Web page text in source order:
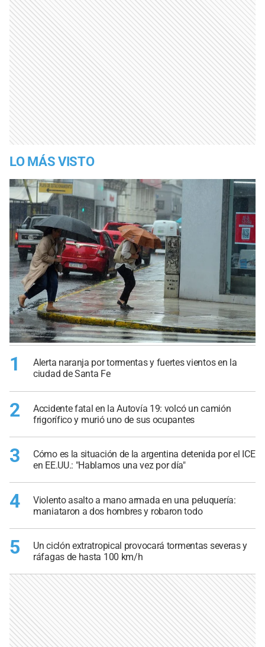
LO MÁS VISTO
1
Alerta naranja por tormentas y fuertes vientos en la
ciudad de Santa Fe
2
Accidente fatal en la Autovía 19: volcó un camión
frigorífico y murió uno de sus ocupantes
3
Cómo es la situación de la argentina detenida por el ICE
en EE.UU.: "Hablamos una vez por día"
4
Violento asalto a mano armada en una peluquería:
maniataron a dos hombres y robaron todo
5
Un ciclón extratropical provocará tormentas severas y
ráfagas de hasta 100 km/h